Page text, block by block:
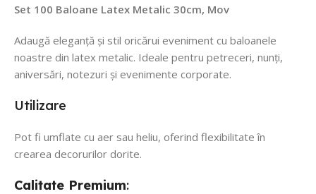
Set 100 Baloane Latex Metalic 30cm, Mov
Adaugă eleganță și stil oricărui eveniment cu baloanele
noastre din latex metalic. Ideale pentru petreceri, nunți,
aniversări, notezuri și evenimente corporate.
Utilizare
Pot fi umflate cu aer sau heliu, oferind flexibilitate în
crearea decorurilor dorite.
Calitate Premium: